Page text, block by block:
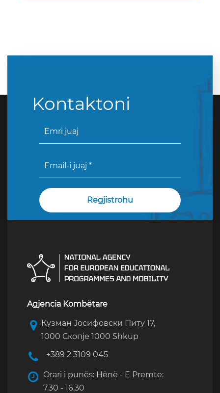
Kontaktoni
Agjencia Kombëtare
Кузман Јосифовски Питу 17,
1000 Скопје 1000 Shkup
+389 2 3109 045
Orari i punës: Hënë - E Premte:
7.30 - 16.30